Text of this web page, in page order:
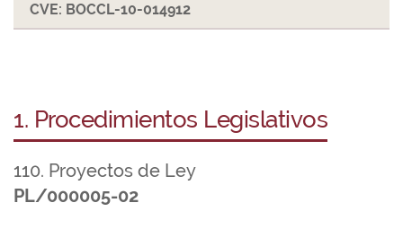
CVE: BOCCL-10-014912
1. Procedimientos Legislativos
110. Proyectos de Ley
PL/000005-02